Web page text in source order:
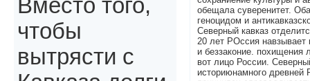
обещала суверенитет.
геноцидом и
Северный кавказ
20 лет РОссия навзывает
и беззаконие. похищения
вот лицо России.
историюнамного древней
Вместо того,
чтобы
вытрясти с